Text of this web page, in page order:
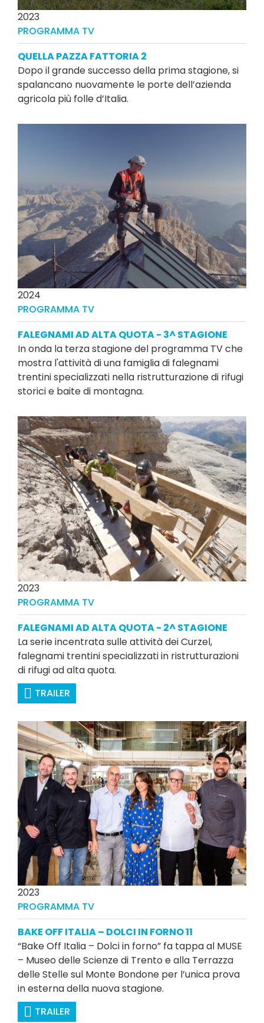
2023
PROGRAMMA TV
QUELLA PAZZA FATTORIA 2
Dopo il grande successo della prima stagione, si
spalancano nuovamente le porte dell’azienda
agricola più folle d’Italia.
2024
PROGRAMMA TV
FALEGNAMI AD ALTA QUOTA - 3^ STAGIONE
In onda la terza stagione del programma TV che
mostra l'attività di una famiglia di falegnami
trentini specializzati nella ristrutturazione di rifugi
storici e baite di montagna.
2023
PROGRAMMA TV
FALEGNAMI AD ALTA QUOTA - 2^ STAGIONE
La serie incentrata sulle attività dei Curzel,
falegnami trentini specializzati in ristrutturazioni
di rifugi ad alta quota.
TRAILER
2023
PROGRAMMA TV
BAKE OFF ITALIA – DOLCI IN FORNO 11
“Bake Off Italia – Dolci in forno” fa tappa al MUSE
– Museo delle Scienze di Trento e alla Terrazza
delle Stelle sul Monte Bondone per l’unica prova
in esterna della nuova stagione.
TRAILER